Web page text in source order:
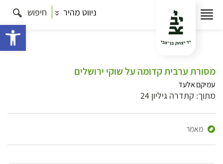
ניווט מהיר חיפוש
מסורת ערבית קדומה על שוקי ירושלים
עמיקם אלעד
מתוך: קתדרה גיליון 24
מאמר